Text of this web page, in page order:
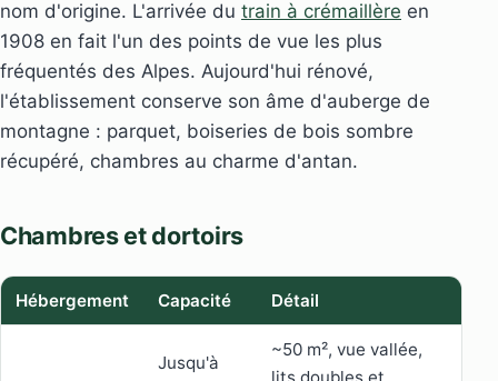
nom d'origine. L'arrivée du train à crémaillère en
1908 en fait l'un des points de vue les plus
fréquentés des Alpes. Aujourd'hui rénové,
l'établissement conserve son âme d'auberge de
montagne : parquet, boiseries de bois sombre
récupéré, chambres au charme d'antan.
Chambres et dortoirs
Hébergement Capacité Détail
Jusqu'à
~50 m², vue vallée,
lits doubles et